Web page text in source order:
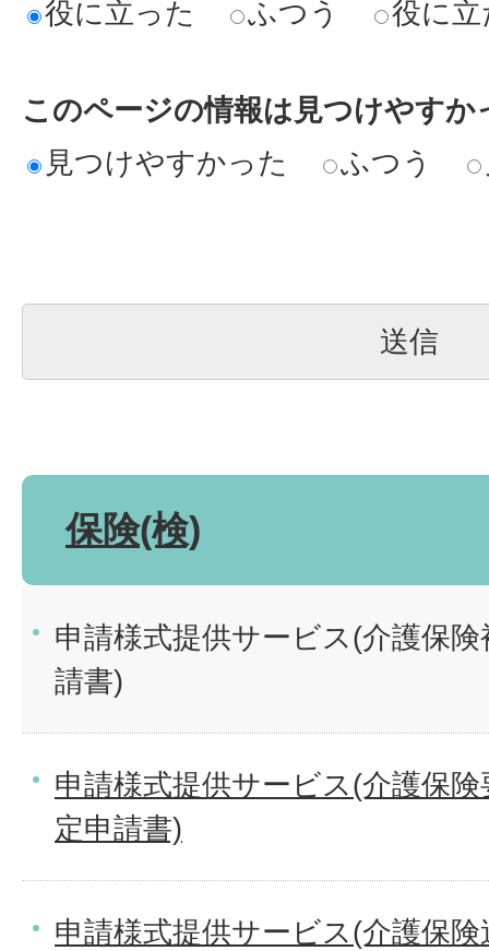
役に立った ふつう 役に
このページの情報は見つけやすか
見つけやすかった
ふつう
保険(検)
申請様式提供サービス(介護保
請書)
申請様式提供サービス(介護保
定申請書)
申請様式提供サービス(介護保